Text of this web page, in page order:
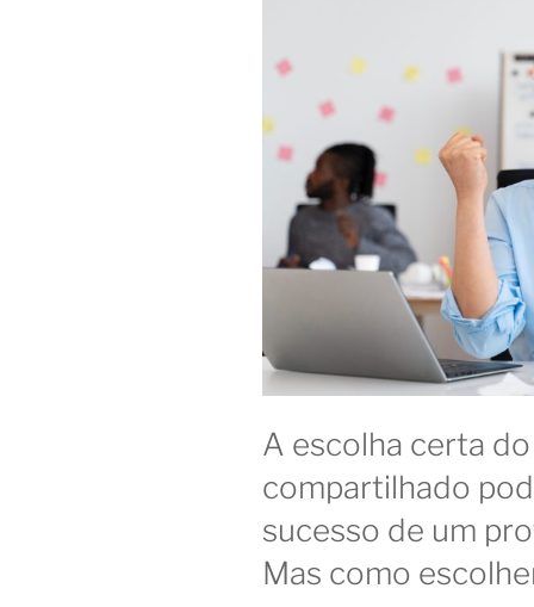
A escolha certa
compartilhado
sucesso de um
Mas como